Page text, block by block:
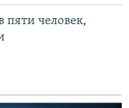
пяти человек,